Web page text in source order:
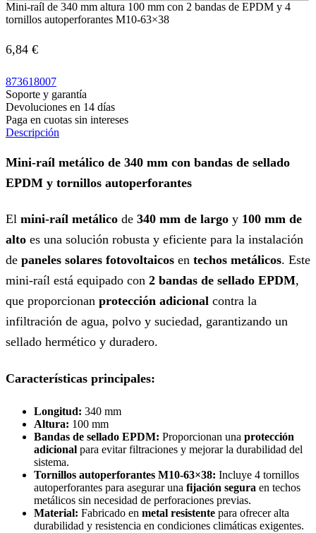
Mini-raíl de 340 mm altura 100 mm con 2 bandas de EPDM y 4
tornillos autoperforantes M10-63×38
6,84 €
873618007
Soporte y garantía
Devoluciones en 14 días
Paga en cuotas sin intereses
Descripción
Mini-raíl metálico de 340 mm con bandas de sellado
EPDM y tornillos autoperforantes
El mini-raíl metálico de 340 mm de largo y 100 mm de
alto es una solución robusta y eficiente para la instalación
de paneles solares fotovoltaicos en techos metálicos. Este
mini-raíl está equipado con 2 bandas de sellado EPDM,
que proporcionan protección adicional contra la
infiltración de agua, polvo y suciedad, garantizando un
sellado hermético y duradero.
Características principales:
Longitud: 340 mm
Altura: 100 mm
Bandas de sellado EPDM: Proporcionan una protección
adicional para evitar filtraciones y mejorar la durabilidad del
sistema.
Tornillos autoperforantes M10-63×38: Incluye 4 tornillos
autoperforantes para asegurar una fijación segura en techos
metálicos sin necesidad de perforaciones previas.
Material: Fabricado en metal resistente para ofrecer alta
durabilidad y resistencia en condiciones climáticas exigentes.